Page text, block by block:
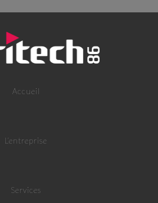
Accueil
L’entreprise
Services